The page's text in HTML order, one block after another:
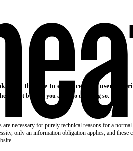
on this site to enhance your user
Accept button, you agree to us doing so.
are necessary for purely technical reasons for a
only an information obligation applies, and these